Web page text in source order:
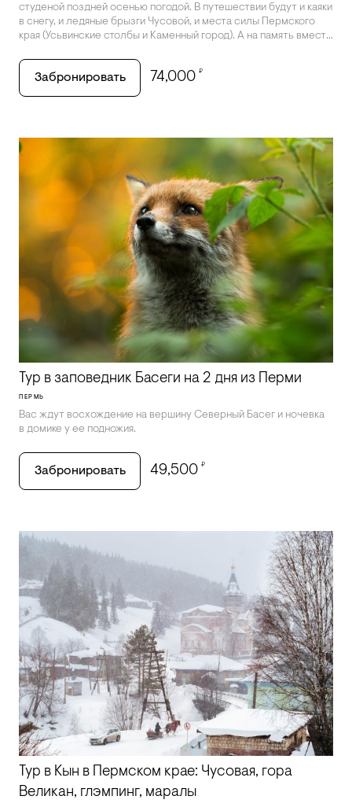
студеной поздней осенью погодой. В путешествии будут и каяки
в снегу, и ледяные брызги Чусовой, и места силы Пермского
края (Усьвинские столбы и Каменный город). А на память вместе
и прогулок в скалах вас будет снимать специальная камера.
Забронировать 74,000 ₽
Тур в заповедник Басеги на 2 дня из Перми
ПЕРМЬ
Вас ждут восхождение на вершину Северный Басег и ночевка
в домике у ее подножия.
Забронировать 49,500 ₽
Тур в Кын в Пермском крае: Чусовая, гора
Великан, глэмпинг, маралы